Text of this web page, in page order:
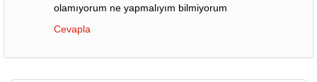
olamıyorum ne yapmalıyım bilmiyorum
Cevapla